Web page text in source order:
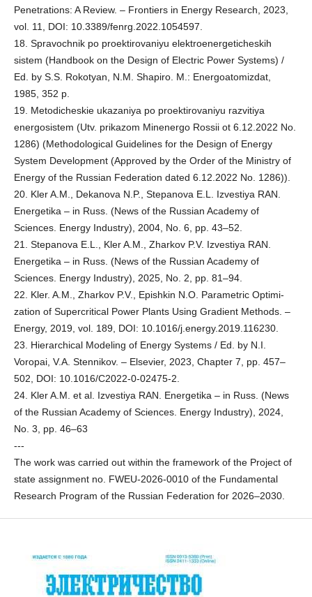
Penetrations: A Review. – Frontiers in Energy Research, 2023,
vol. 11, DOI: 10.3389/fenrg.2022.1054597.
18. Spravochnik po proektirovaniyu elektroenergeticheskih
sistem (Handbook on the Design of Electric Power Systems) /
Ed. by S.S. Rokotyan, N.M. Shapiro. M.: Energoatomizdat,
1985, 352 p.
19. Metodicheskie ukazaniya po proektirovaniyu razvitiya
energosistem (Utv. prikazom Minenergo Rossii ot 6.12.2022 No.
1286) (Methodological Guidelines for the Design of Energy
System Development (Approved by the Order of the Ministry of
Energy of the Russian Federation dated 6.12.2022 No. 1286)).
20. Kler A.M., Dekanova N.P., Stepanova E.L. Izvestiya RAN.
Energetika – in Russ. (News of the Russian Academy of
Sciences. Energy Industry), 2004, No. 6, pp. 43–52.
21. Stepanova E.L., Kler A.M., Zharkov P.V. Izvestiya RAN.
Energetika – in Russ. (News of the Russian Academy of
Sciences. Energy Industry), 2025, No. 2, pp. 81–94.
22. Kler. A.M., Zharkov P.V., Epishkin N.O. Parametric Optimi-
zation of Supercritical Power Plants Using Gradient Methods. –
Energy, 2019, vol. 189, DOI: 10.1016/j.energy.2019.116230.
23. Hierarchical Modeling of Energy Systems / Ed. by N.I.
Voropai, V.A. Stennikov. – Elsevier, 2023, Chapter 7, pp. 457–
502, DOI: 10.1016/C2022-0-02475-2.
24. Kler A.M. et al. Izvestiya RAN. Energetika – in Russ. (News
of the Russian Academy of Sciences. Energy Industry), 2024,
No. 3, pp. 46–63
---
The work was carried out within the framework of the Project of
state assignment no. FWEU-2026-0010 of the Fundamental
Research Program of the Russian Federation for 2026–2030.